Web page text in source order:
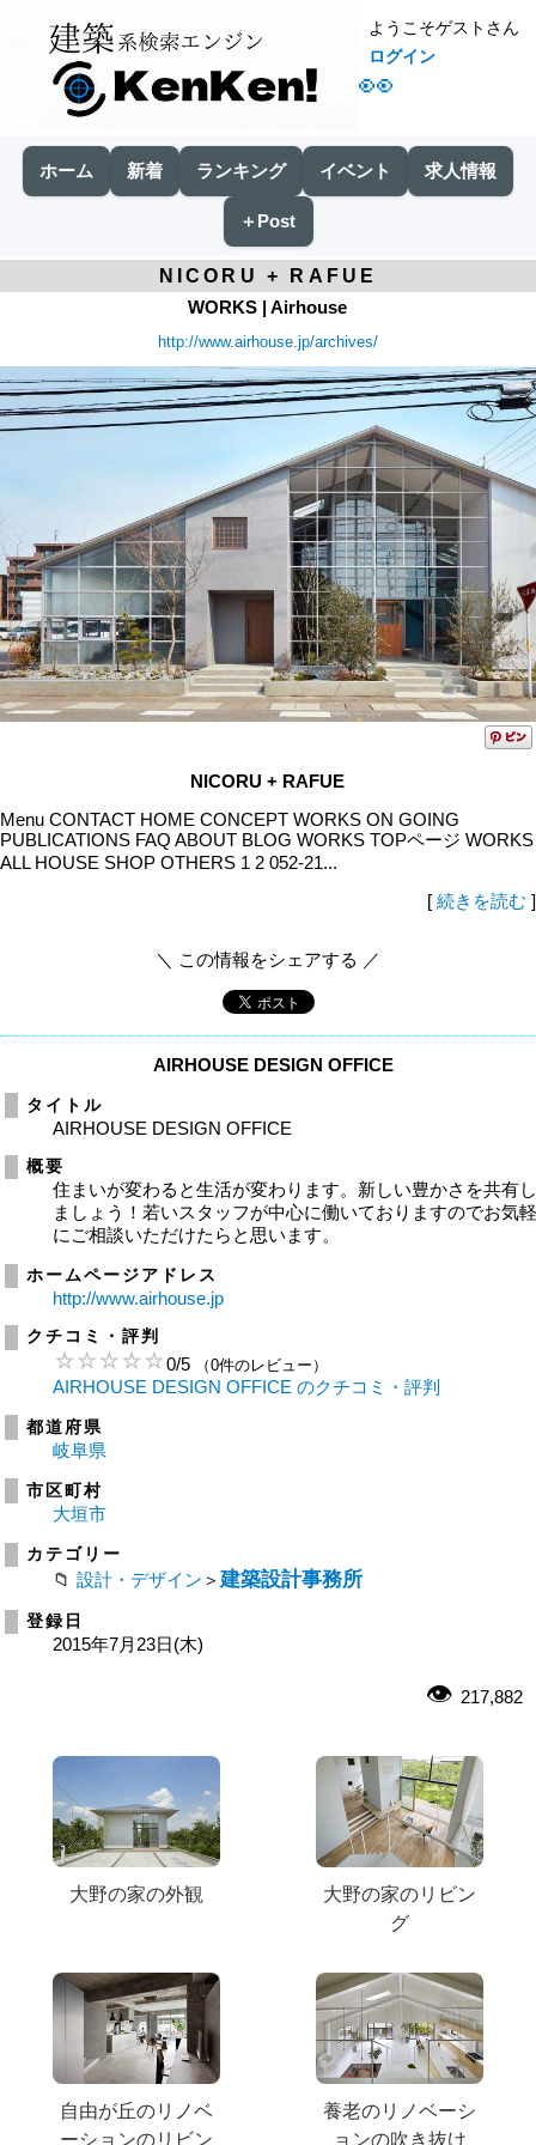
👀
ようこそゲストさん
ログイン
ホーム 新着 ランキング イベント 求人情報
＋Post
NICORU + RAFUE
WORKS | Airhouse
http://www.airhouse.jp/archives/
NICORU + RAFUE
Menu CONTACT HOME CONCEPT WORKS ON GOING
PUBLICATIONS FAQ ABOUT BLOG WORKS TOPページ WORKS
ALL HOUSE SHOP OTHERS 1 2 052-21...
[ 続きを読む ]
＼ この情報をシェアする ／
AIRHOUSE DESIGN OFFICE
タイトル
AIRHOUSE DESIGN OFFICE
概要
住まいが変わると生活が変わります。新しい豊かさを共有
ましょう！若いスタッフが中心に働いておりますのでお気
にご相談いただけたらと思います。
ホームページアドレス
http://www.airhouse.jp
クチコミ・評判
0/5 （0件のレビュー）
AIRHOUSE DESIGN OFFICE のクチコミ・評判
都道府県
岐阜県
市区町村
大垣市
カテゴリー
設計・デザイン ＞ 建築設計事務所
登録日
2015年7月23日(木)
217,882
大野の家の外観
大野の家のリビン
グ
自由が丘のリノベ
ーションのリビン
養老のリノベーシ
ョンの吹き抜け